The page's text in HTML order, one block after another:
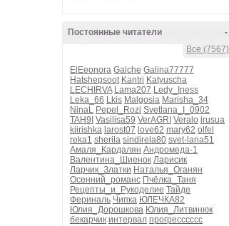
-
Постоянные читатели
Все (7567)
ElEeonora Galche Galina77777
Hatshepsoot Kantri Katyuscha
LECHIRVA Lama207 Ledy_Iness
Leka_66 Lkis Malgosia Marisha_34
NinaL Pepel_Rozi Svetlana_I_0902
TAH9I Vasilisa59 VerAGRI Veralo irusua
kiirishka larost07 love62 mary62 olfel
reka1 sherila sindirela80 svet-lana51
Амаля_Кардалян Андромеда-1
Валентина_Шиенок Ларисик
Ларчик_Златки Наталья_Оганян
Осенний_романс Пчёлка_Таня
Рецепты_и_Рукоделие Тайде
Фериналь Чипка ЮЛЕЧКА82
Юлия_Дорошкова Юлия_Литвинюк
бекарчик интервал прогресссссс